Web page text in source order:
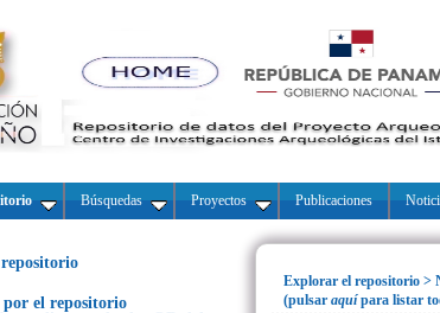
Búsquedas Proyectos Publicaciones
por el repositorio
Explorar el repositorio >
(pulsar aquípara listar